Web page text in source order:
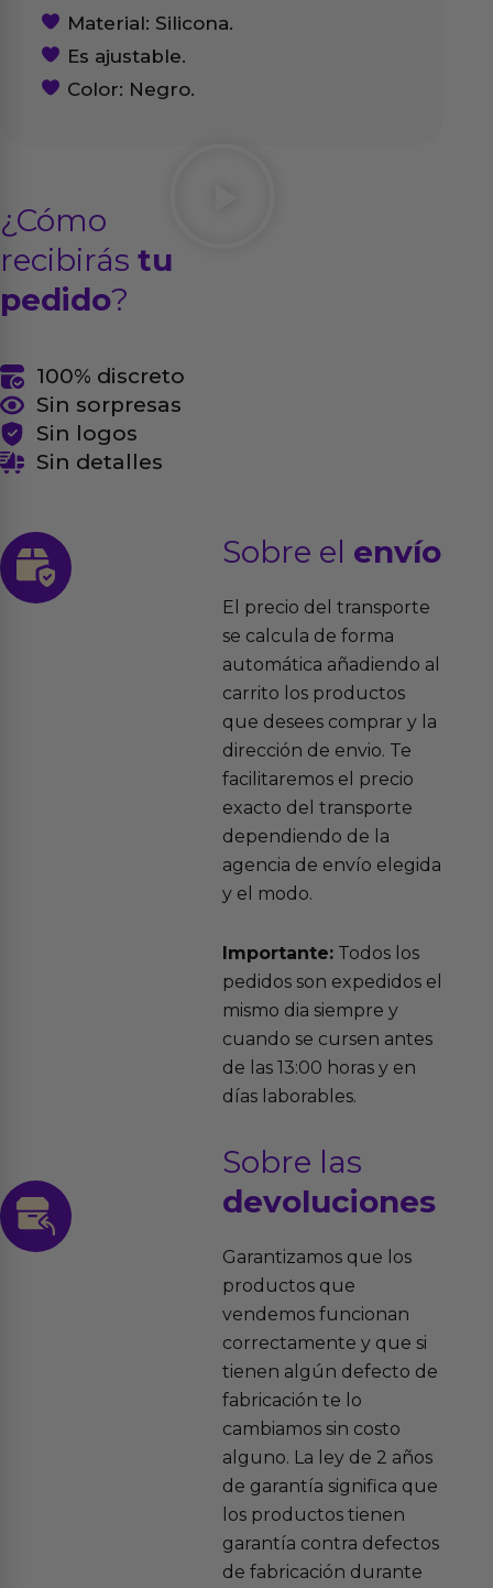
Material: Silicona.
Es ajustable.
Color: Negro.
¿Cómo
recibirás tu
pedido?
100% discreto
Sin sorpresas
Sin logos
Sin detalles
Sobre el envío
El precio del transporte
se calcula de forma
automática añadiendo al
carrito los productos
que desees comprar y la
dirección de envio. Te
facilitaremos el precio
exacto del transporte
dependiendo de la
agencia de envío elegida
y el modo.
Importante:Todos los
pedidos son expedidos el
mismo dia siempre y
cuando se cursen antes
de las 13:00 horas y en
días laborables.
Sobre las
devoluciones
Garantizamos que los
productos que
vendemos funcionan
correctamente y que si
tienen algún defecto de
fabricación te lo
cambiamos sin costo
alguno. La ley de 2 años
de garantía significa que
los productos tienen
garantía contra defectos
de fabricación durante